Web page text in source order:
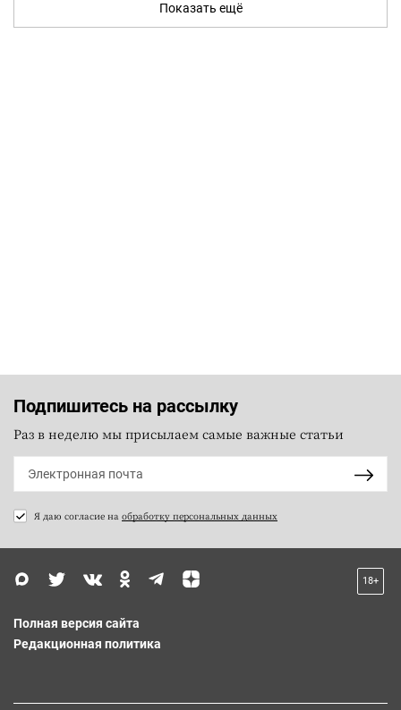
Показать ещё
Подпишитесь на рассылку
Раз в неделю мы присылаем самые важные статьи
Я даю согласие на обработку персональных данных
18+
Полная версия сайта
Редакционная политика